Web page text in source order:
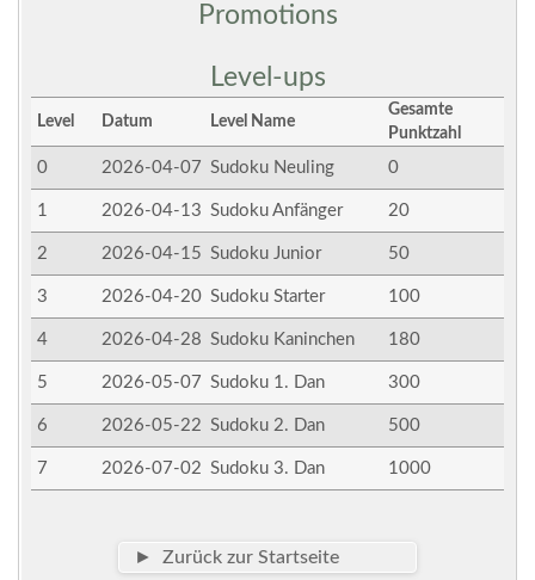
Promotions
Level-ups
Level Datum Level Name
Gesamte
Punktzahl
0 2026-04-07 Sudoku Neuling 0
1 2026-04-13 Sudoku Anfänger 20
2 2026-04-15 Sudoku Junior 50
3 2026-04-20 Sudoku Starter 100
4 2026-04-28 Sudoku Kaninchen 180
5 2026-05-07 Sudoku 1. Dan 300
6 2026-05-22 Sudoku 2. Dan 500
7 2026-07-02 Sudoku 3. Dan 1000
► Zurück zur Startseite